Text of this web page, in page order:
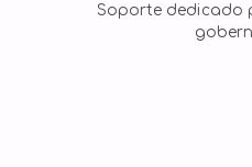
Soporte dedicado